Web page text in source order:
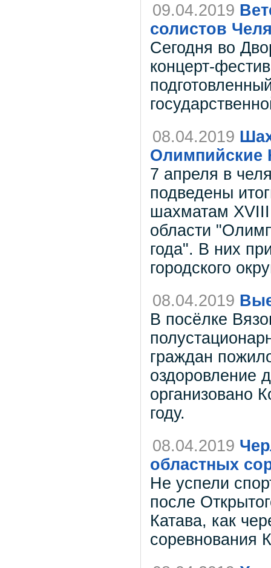
09.04.2019
солистов
Сегодня во
концерт-
08.04.2019
Олимпийские
7 апреля в
подведены
шахматам XVIII
области
года". В них
городского
08.04.2019
В посёлке
граждан
оздоровление
организовано
году.
08.04.2019
областных
Не успели
после
Катава, как
соревнования